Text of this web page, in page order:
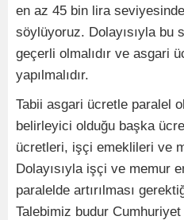
en az 45 bin lira
söylüyoruz. Dolayısıyla bu
geçerli olmalıdır ve asgari
yapılmalıdır.
Tabii asgari ücretle paralel
belirleyici olduğu başka
ücretleri, işçi emeklileri ve
Dolayısıyla işçi ve memur
paralelde artırılması
Talebimiz budur